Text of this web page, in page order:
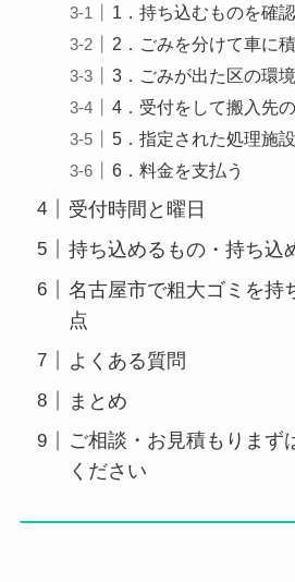
1．持ち込むものを確
2．ごみを分けて車に
3．ごみが出た区の環
4．受付をして搬入先
5．指定された処理施
6．料金を支払う
受付時間と曜日
持ち込めるもの・持ち込
名古屋市で粗大ゴミを持
点
よくある質問
まとめ
ご相談・お見積もりまず
ください